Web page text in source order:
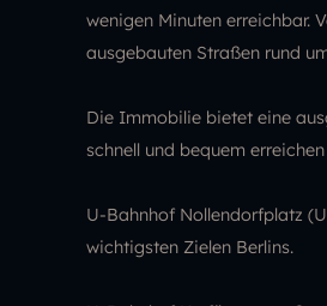
wenigen Minuten erreichbar.
ausgebauten Straßen rund
Die Immobilie bietet eine
schnell und bequem
U-Bahnhof Nollendorfplatz
wichtigsten Zielen Berlins.